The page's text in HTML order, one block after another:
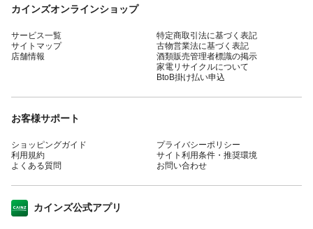
カインズオンラインショップ
サービス一覧
サイトマップ
店舗情報
特定商取引法に基づく表記
古物営業法に基づく表記
酒類販売管理者標識の掲示
家電リサイクルについて
BtoB掛け払い申込
お客様サポート
ショッピングガイド
利用規約
よくある質問
プライバシーポリシー
サイト利用条件・推奨環境
お問い合わせ
カインズ公式アプリ